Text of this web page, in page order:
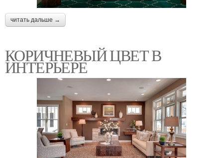
читать дальше →
КОРИЧНЕВЫЙ ЦВЕТ В
ИНТЕРЬЕРЕ